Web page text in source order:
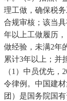
理工做，确保税
合规审核；该当
年以上工做履历
做经验，未满2年
累计3年以上；并
（1）中员优先
令律例。中国建
团）是国务院国